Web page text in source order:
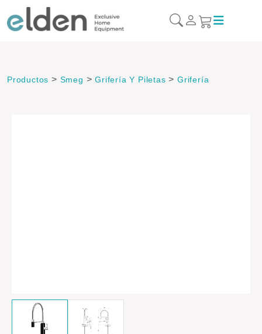
Productos > Smeg >Grifería Y Piletas >Grifería